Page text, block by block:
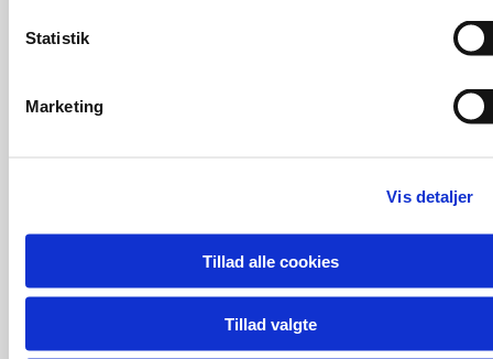
Statistik
Marketing
Vis detaljer
Tillad alle cookies
Tillad valgte
2025-08-27
2024
Vedtægter